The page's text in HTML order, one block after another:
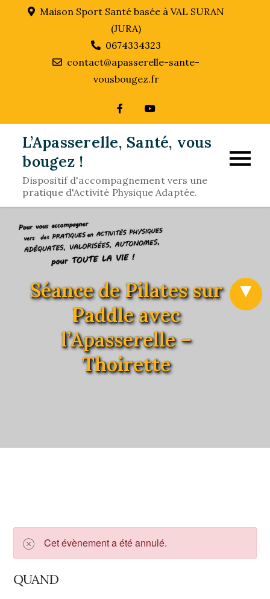
Maison Sport Santé basée à VAL SURAN
(JURA)
0674334323
contact@apasserelle-sante-
vousbougez.fr
L’Apasserelle, Santé, vous
bougez !
Dispositif d'accompagnement vers une
pratique d'Activité Physique Adaptée.
Séance de Pilates sur
Paddle avec
l’Apasserelle –
Thoirette
Cet évènement a été annulé.
QUAND